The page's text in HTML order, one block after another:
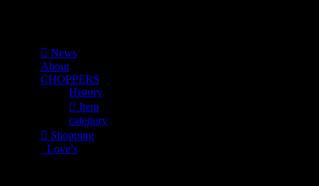
News
About
CHOPPERS
History
Item
category
Shopping
Love’s